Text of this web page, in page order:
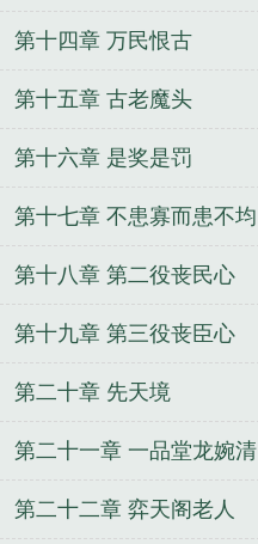
第十四章 万民恨古
第十五章 古老魔头
第十六章 是奖是罚
第十七章 不患寡而患不均
第十八章 第二役丧民心
第十九章 第三役丧臣心
第二十章 先天境
第二十一章 一品堂龙婉清
第二十二章 弈天阁老人